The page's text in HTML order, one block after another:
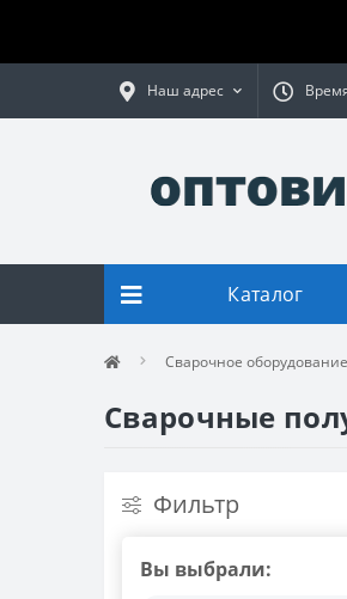
Наш адрес
Каталог
Сварочное оборудование
Сварочные
Фильтр
Вы выбрали: